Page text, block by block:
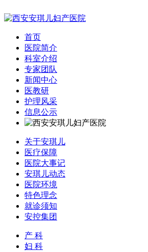
首页
医院简介
科室介绍
专家团队
新闻中心
医教研
护理风采
信息公示
关于安琪儿
医疗保障
医院大事记
安琪儿动态
医院环境
特色理念
就诊须知
安控集团
产 科
妇 科